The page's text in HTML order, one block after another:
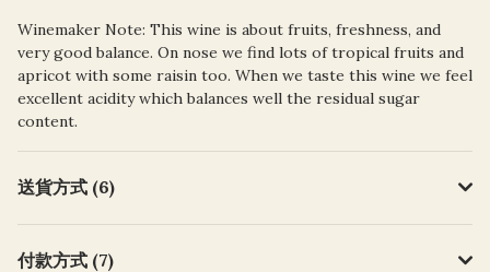
Winemaker Note: This wine is about fruits, freshness, and
very good balance. On nose we find lots of tropical fruits and
apricot with some raisin too. When we taste this wine we feel
excellent acidity which balances well the residual sugar
content.
送貨方式 (6)
付款方式 (7)